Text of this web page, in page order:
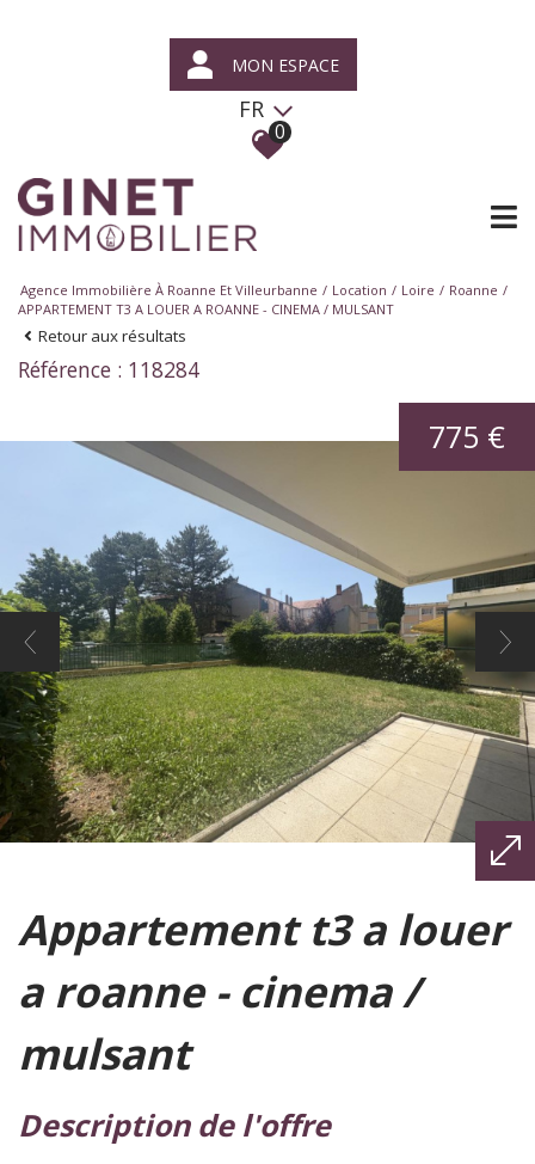
MON ESPACE
FR
0
Agence Immobilière À Roanne Et Villeurbanne Location Loire
Roanne
APPARTEMENT T3 A LOUER A ROANNE - CINEMA / MULSANT
Retour aux résultats
Référence : 118284
775 €
appartement t3 a louer
a roanne - cinema /
mulsant
description de l'offre